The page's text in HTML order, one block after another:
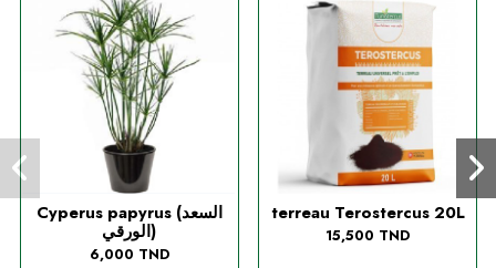
Cyperus papyrus (السعد
الورقي)
6,000 TND
terreau Terostercus 20L
15,500 TND